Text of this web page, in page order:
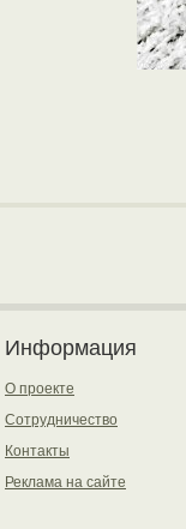
Информация
О проекте
Сотрудничество
Контакты
Реклама на сайте